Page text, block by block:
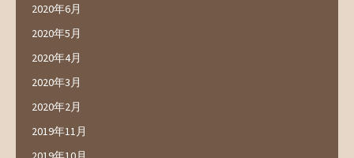
2020年6月
2020年5月
2020年4月
2020年3月
2020年2月
2019年11月